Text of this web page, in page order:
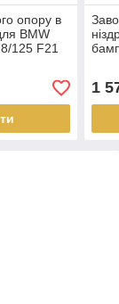
опору в
BMW
125 F21
1